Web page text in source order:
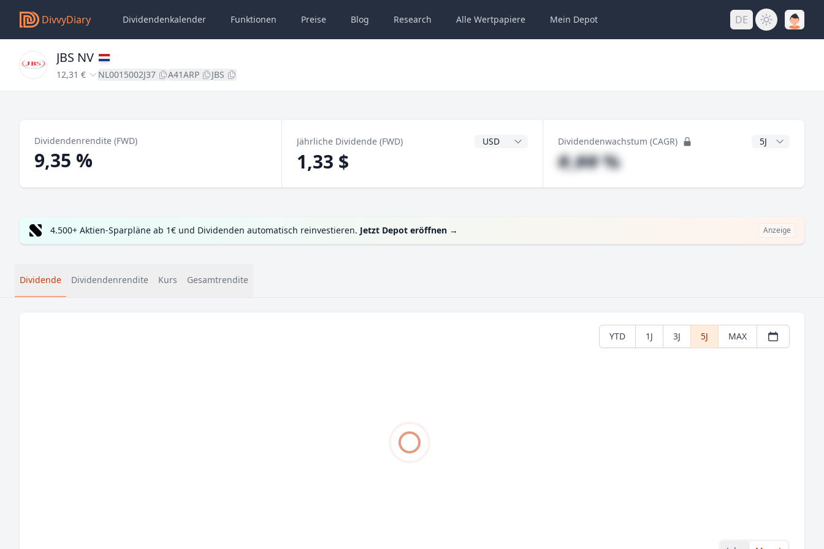
DivvyDiary Dividendenkalender Funktionen Preise Blog Research Alle Wertpapiere Mein Depot DE
JBS NV
12,31 € NL0015002J37 A41ARP JBS
Dividendenrendite (FWD)
9,35 %
Jährliche Dividende (FWD) Dividendenwährung
1,33 $
Dividendenwachstum (CAGR) CAGR Jahre
#,## %
4.500+ Aktien-Sparpläne ab 1€ und Dividenden automatisch reinvestieren. Jetzt Depot eröffnen → Anzeige
Dividende Dividendenrendite Kurs Gesamtrendite
YTD 1J 3J 5J MAX